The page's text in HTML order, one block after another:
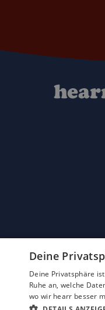
Deine
Deine Privatsphäre
Ruhe an, welche
wo wir hearr besser